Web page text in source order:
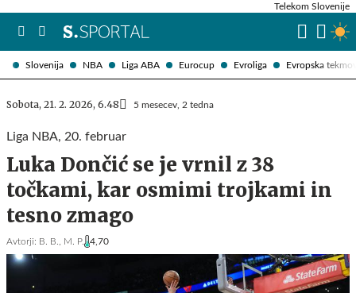
Slovenija NBA Liga ABA Eurocup Evroliga Evropska
Telekom Slovenije
Sobota, 21. 2. 2026, 6.48 5 mesecev, 2 tedna
Liga NBA, 20. februar
Luka Dončić se je vrnil z 38
točkami, kar osmimi trojkami in
tesno zmago
Avtorji: B. B., M. P. 4,70